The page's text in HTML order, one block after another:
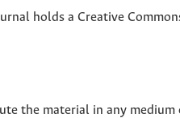
holds a Creative
the material in any